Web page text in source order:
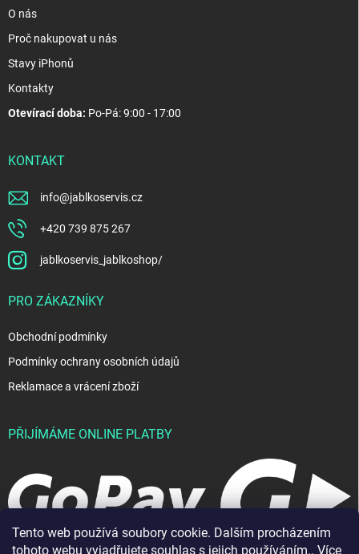
Tento web používá soubory cookie. Dalším procházením
tohoto webu vyjadřujete souhlas s jejich používáním.. Více
O nás
Proč nakupovat u nás
Stavy iPhonů
Kontakty
Otevírací doba: Po-Pá: 9:00 - 17:00
KONTAKT
info@jablkoservis.cz
+420 739 875 267
jablkoservis_jablkoshop/
PRO ZÁKAZNÍKY
Obchodní podmínky
Podmínky ochrany osobních údajů
Reklamace a vrácení zboží
PŘIJÍMÁME ONLINE PLATBY